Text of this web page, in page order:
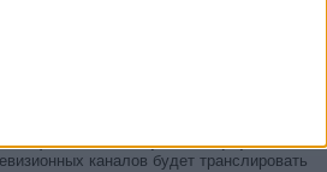
матчей в прямом эфирес 1
каналов будет транслировать